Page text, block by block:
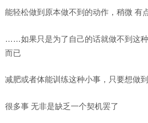
能轻松做到原本做不到的动作，稍微 有
……如果只是为了自己的话就做不到这
而已
减肥或者体能训练这种小事，只要想做
很多事 无非是缺乏一个契机罢了